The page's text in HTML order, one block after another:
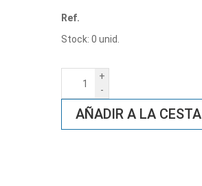
Ref.
Stock: 0 unid.
+
-
AÑADIR A LA CESTA